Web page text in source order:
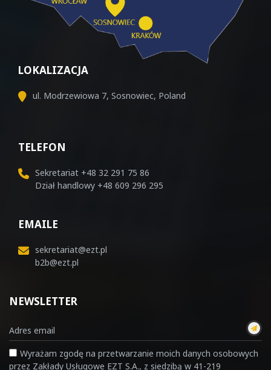
LOKALIZACJA
ul. Modrzewiowa 7, Sosnowiec, Poland
TELEFON
Sekretariat +48 32 291 75 86
Dział handlowy +48 609 296 295
EMAILE
sekretariat@ezt.pl
b2b@ezt.pl
NEWSLETTER
Wyrażam zgodę na przetwarzanie moich danych osobowych
przez Zakłady Usługowe EZT S.A., z siedzibą w 41-219